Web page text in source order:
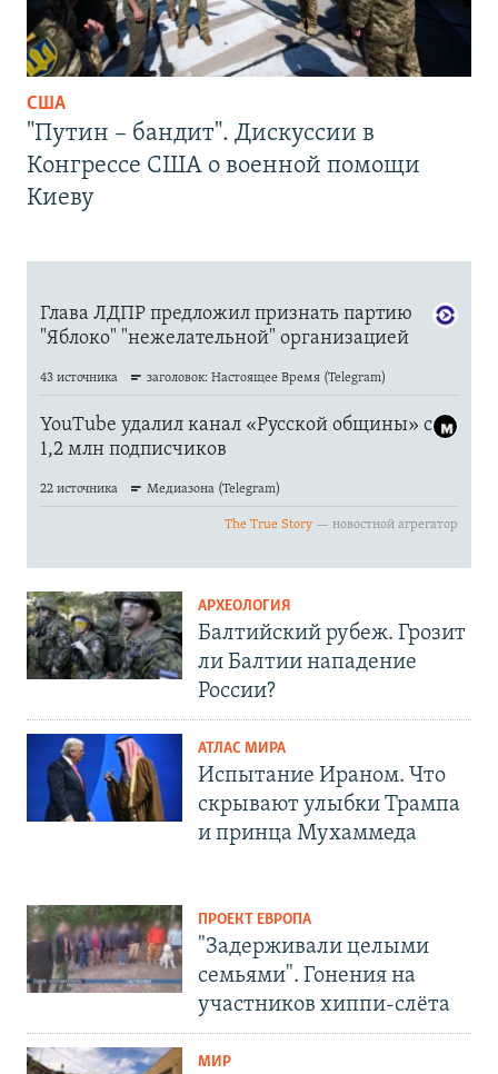
США
"Путин – бандит". Дискуссии в
Конгрессе США о военной помощи
Киеву
АРХЕОЛОГИЯ
Балтийский рубеж. Грозит
ли Балтии нападение
России?
АТЛАС МИРА
Испытание Ираном. Что
скрывают улыбки Трампа
и принца Мухаммеда
ПРОЕКТ ЕВРОПА
"Задерживали целыми
семьями". Гонения на
участников хиппи-слёта
МИР